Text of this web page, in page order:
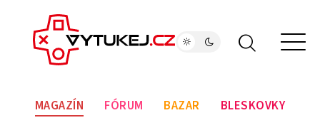
MAGAZÍN FÓRUM BAZAR BLESKOVKY